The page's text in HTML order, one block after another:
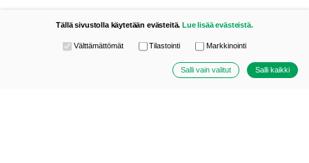
Tällä sivustolla käytetään evästeitä.Lue lisää evästeistä.
Valitse käytettävät evästeet
Välttämättömät Tilastointi Markkinointi
Salli vain valitut Salli kaikki